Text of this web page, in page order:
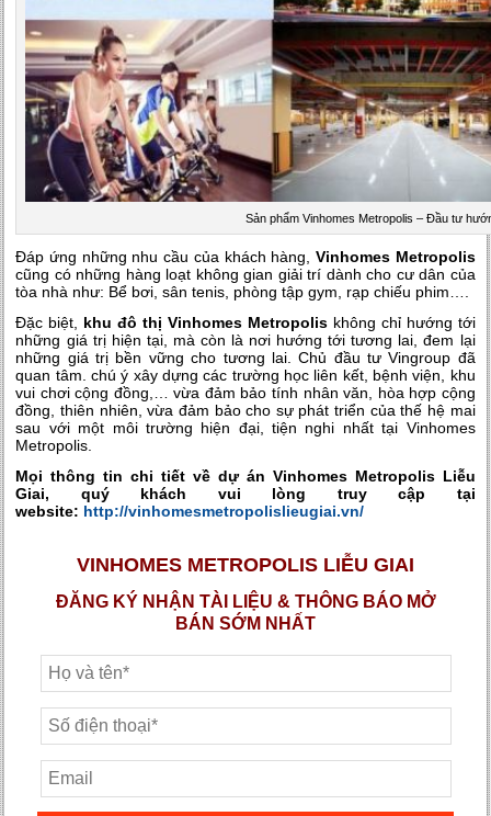
Sản phẩm Vinhomes Metropolis – Đầu tư
Đáp ứng những nhu cầu của khách hàng, Vinhomes Metropolis
cũng có những hàng loạt không gian giải trí dành cho cư dân của
tòa nhà như: Bể bơi, sân tenis, phòng tập gym, rạp chiếu phim….
Đặc biệt, khu đô thị Vinhomes Metropoliskhông chỉ hướng tới
những giá trị hiện tại, mà còn là nơi hướng tới tương lai, đem lại
những giá trị bền vững cho tương lai. Chủ đầu tư Vingroup đã
quan tâm. chú ý xây dựng các trường học liên kết, bệnh viện, khu
vui chơi cộng đồng,… vừa đảm bảo tính nhân văn, hòa hợp cộng
đồng, thiên nhiên, vừa đảm bảo cho sự phát triển của thế hệ mai
sau với một môi trường hiện đại, tiện nghi nhất tại Vinhomes
Metropolis.
Mọi thông tin chi tiết về dự án Vinhomes Metropolis Liễu
Giai, quý khách vui lòng truy cập tại
website: http://vinhomesmetropolislieugiai.vn/
VINHOMES METROPOLIS LIỄU GIAI
ĐĂNG KÝ NHẬN TÀI LIỆU & THÔNG BÁO MỞ
BÁN SỚM NHẤT